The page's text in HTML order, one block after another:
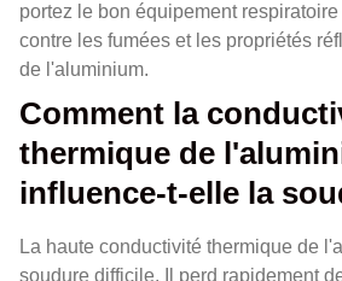
portez le bon équipement
contre les fumées et les propriétés
de l'aluminium.
Comment la
thermique de
influence-t-elle la
La haute conductivité thermique de
soudure difficile. Il perd rapidement